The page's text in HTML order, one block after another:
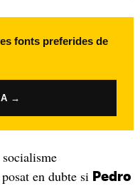
fonts preferides de
→
en dubte si Pedro